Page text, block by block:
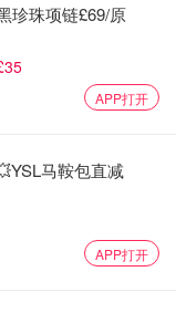
珍珠项链£69/原
APP打开
马鞍包直减
APP打开